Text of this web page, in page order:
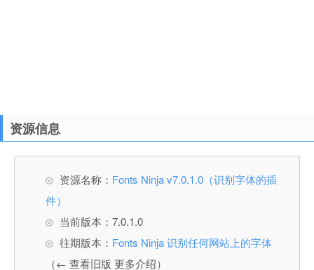
资源信息
资源名称： Fonts Ninja v7.0.1.0（识别字体的插
件）
当前版本：7.0.1.0
往期版本： Fonts Ninja 识别任何网站上的字体
（← 查看旧版 更多介绍）